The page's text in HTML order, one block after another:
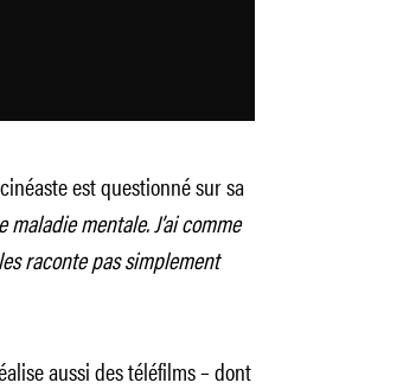
est questionné sur sa
mentale. J’ai comme
raconte pas simplement
aussi des téléfilms – dont